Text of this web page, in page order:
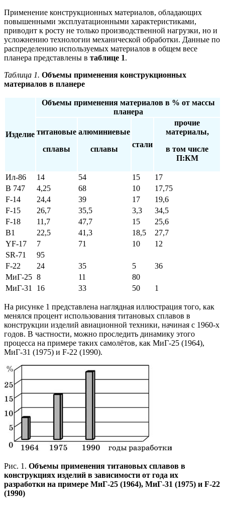
Применение конструкционных материалов, обладающих
повышенными эксплуатационными характеристиками,
приводит к росту не только производственной нагрузки, но и
усложнению технологии механической обработки. Данные по
распределению используемых материалов в общем весе
планера представлены в таблице 1.
Таблица 1. Объемы применения конструкционных
материалов в планере
Изделие
Объемы применения материалов в % от массы
планера
титановые
сплавы
алюминиевые
сплавы
стали
прочие
материалы,
в том числе
П:КМ
Ил-86 14 54 15
17
В 747
4,25 68 10
17,75
F-14
24,4 39 17
19,6
F-15
26,7 35,5 3,3
34,5
F-18
11,7 47,7 15
25,6
B1
22,5 41,3 18,5
27,7
YF-17
7 71 10
12
SR-71
95
F-22
24 35 5
36
МиГ-25 8 11
80
МиГ-31
16 33 50 1
На рисунке 1 представлена наглядная иллюстрация того, как
менялся процент использования титановых сплавов в
конструкции изделий авиационной техники, начиная с 1960-х
годов. В частности, можно проследить динамику этого
процесса на примере таких самолётов, как МиГ-25 (1964),
МиГ-31 (1975) и F-22 (1990).
Рис. 1. Объемы применения титановых сплавов в
конструкциях изделий в зависимости от года их
разработки на примере МиГ-25 (1964), МиГ-31 (1975) и F-22
(1990)